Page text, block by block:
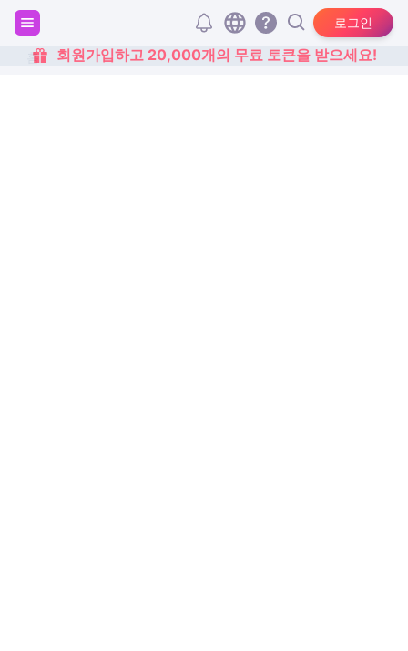
로그인
홈 회원가입하고 20,000개의 무료 토큰을 받으세요!